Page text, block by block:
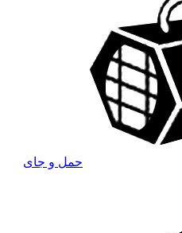
حمل و جای